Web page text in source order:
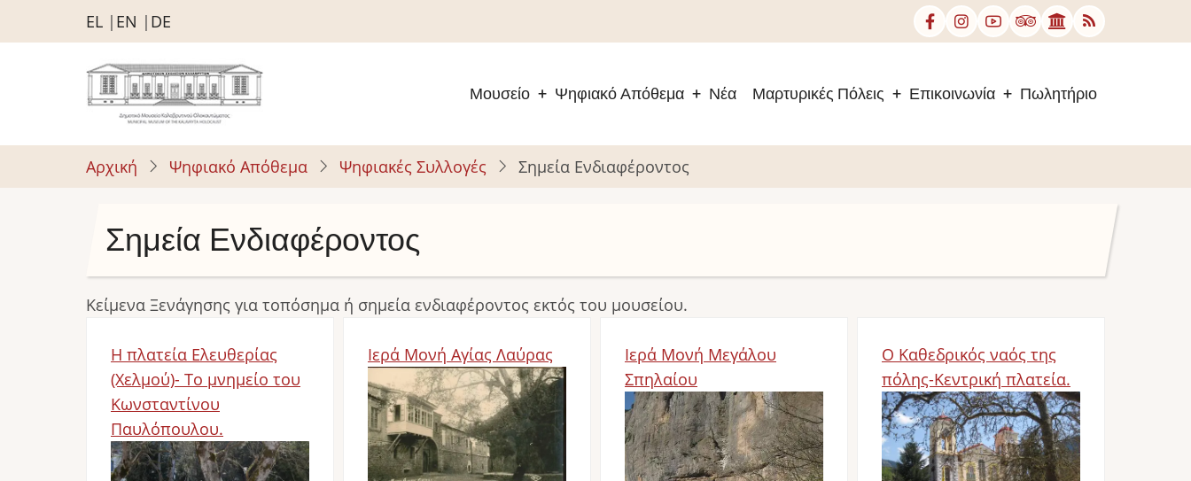
Παράκαμψη
προς
περιεχόμενο
EL EN DE
Μουσείο Ψηφιακό Απόθεμα Νέα Μαρτυρικές Πόλεις Επικοινωνία Πωλητήριο
Αρχική Ψηφιακό Απόθεμα Ψηφιακές Συλλογές Σημεία Ενδιαφέροντος
Σημεία Ενδιαφέροντος
Κείμενα Ξενάγησης για τοπόσημα ή σημεία ενδιαφέροντος εκτός του μουσείου.
Η πλατεία Ελευθερίας
(Χελμού)- Το μνημείο του
Κωνσταντίνου
Παυλόπουλου.
Image
Ιερά Μονή Αγίας Λαύρας
Image
Ιερά Μονή Μεγάλου
Σπηλαίου
Image
Ο Καθεδρικός ναός της
πόλης-Κεντρική πλατεία.
Image